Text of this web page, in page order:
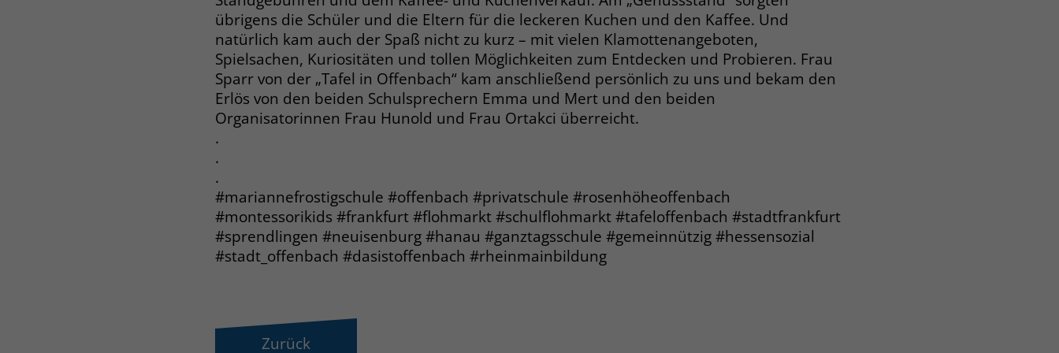
übrigens die Schüler und die Eltern für die leckeren Kuchen und den Kaffee. Und
natürlich kam auch der Spaß nicht zu kurz – mit vielen Klamottenangeboten,
Spielsachen, Kuriositäten und tollen Möglichkeiten zum Entdecken und Probieren. Frau
Sparr von der „Tafel in Offenbach“ kam anschließend persönlich zu uns und bekam den
Erlös von den beiden Schulsprechern Emma und Mert und den beiden
Organisatorinnen Frau Hunold und Frau Ortakci überreicht.
.
.
.
#mariannefrostigschule #offenbach #privatschule #rosenhöheoffenbach
#montessorikids #frankfurt #flohmarkt #schulflohmarkt #tafeloffenbach #stadtfrankfurt
#sprendlingen #neuisenburg #hanau #ganztagsschule #gemeinnützig #hessensozial
#stadt_offenbach #dasistoffenbach #rheinmainbildung
Zurück
Name PHPSESSID
Anbieter www.marianne-frostig-schule.de
Laufzeit Session
Behält die Zustände des Benutzers bei allen
Name cookie_optin
Anbieter www.marianne-frostig-schule.de
Laufzeit 1 Monat